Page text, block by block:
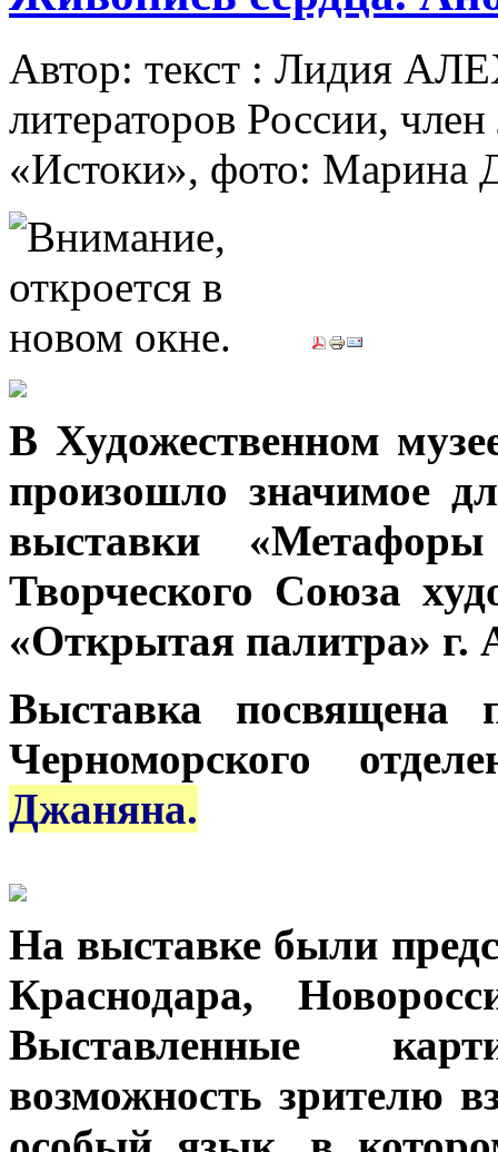
Автор: текст : Лидия
литераторов России,
«Истоки», фото:
В Художественном
произошло значимое
выставки
Творческого Союза
«Открытая палитра» г.
Выставка посвящена
Черноморского
Джаняна.
На выставке были
Краснодара,
Выставленные
возможность зрителю